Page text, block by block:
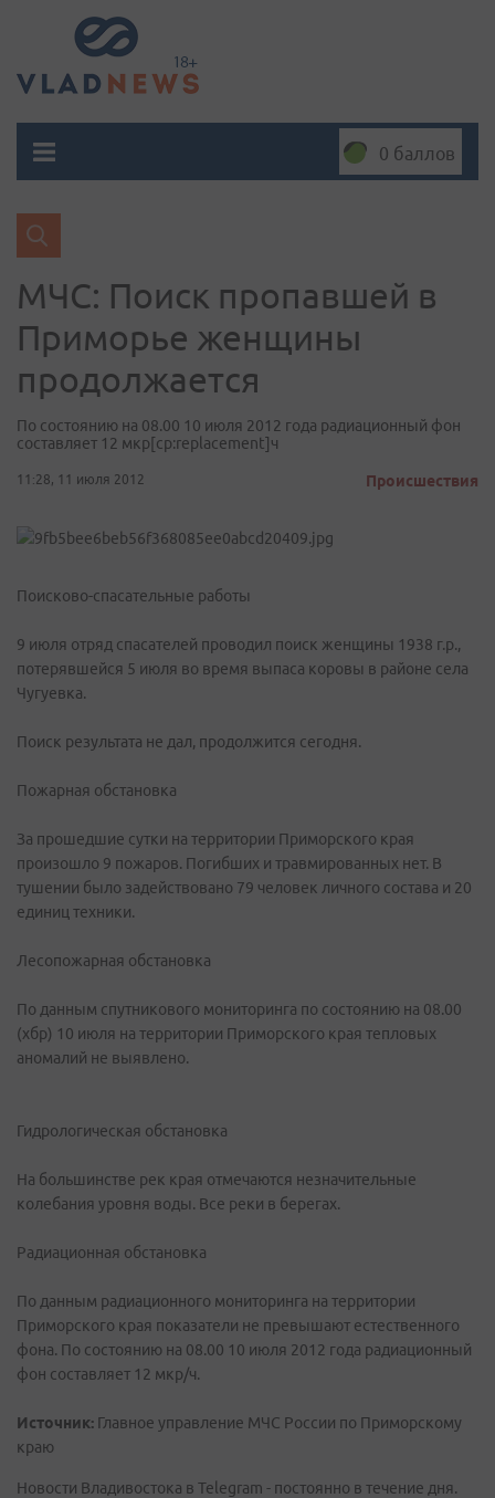
0 баллов
МЧС: Поиск пропавшей в
Приморье женщины
продолжается
По состоянию на 08.00 10 июля 2012 года радиационный фон
составляет 12 мкр[cp:replacement]ч
11:28, 11 июля 2012 Происшествия
Поисково-спасательные работы
9 июля отряд спасателей проводил поиск женщины 1938 г.р.,
потерявшейся 5 июля во время выпаса коровы в районе села
Чугуевка.
Поиск результата не дал, продолжится сегодня.
Пожарная обстановка
За прошедшие сутки на территории Приморского края
произошло 9 пожаров. Погибших и травмированных нет. В
тушении было задействовано 79 человек личного состава и 20
единиц техники.
Лесопожарная обстановка
По данным спутникового мониторинга по состоянию на 08.00
(хбр) 10 июля на территории Приморского края тепловых
аномалий не выявлено.
Гидрологическая обстановка
На большинстве рек края отмечаются незначительные
колебания уровня воды. Все реки в берегах.
Радиационная обстановка
По данным радиационного мониторинга на территории
Приморского края показатели не превышают естественного
фона. По состоянию на 08.00 10 июля 2012 года радиационный
фон составляет 12 мкр/ч.
Источник: Главное управление МЧС России по Приморскому
краю
Новости Владивостока в Telegram - постоянно в течение дня.